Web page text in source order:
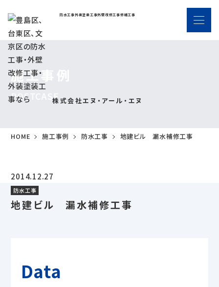
防水工事外装塗装工事外壁改修工事修繕工事
株式会社エヌ・アール・エヌ
施工事例
POSTCASE
HOME 施工事例 防水工事 地建ビル 漏水補修工事
2014.12.27
防水工事
地建ビル 漏水補修工事
Data